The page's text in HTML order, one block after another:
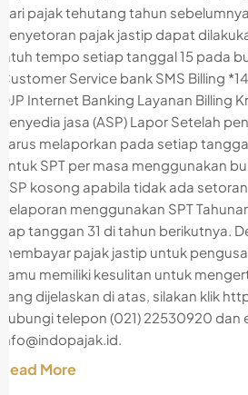
dari pajak tehutang tahun
Penyetoran pajak jastip dapat
jatuh tempo setiap tanggal 15 pada
Customer Service bank SMS Billing
DJP Internet Banking Layanan Billing
Penyedia jasa (ASP) Lapor Setelah
harus melaporkan pada setiap
untuk SPT per masa menggunakan
SSP kosong apabila tidak ada
pelaporan menggunakan SPT
tiap tanggan 31 di tahun berikutnya.
membayar pajak jastip untuk
kamu memiliki kesulitan untuk
yang dijelaskan di atas, silakan klik
hubungi telepon (021) 22530920 dan
info@indopajak.id.
Read More